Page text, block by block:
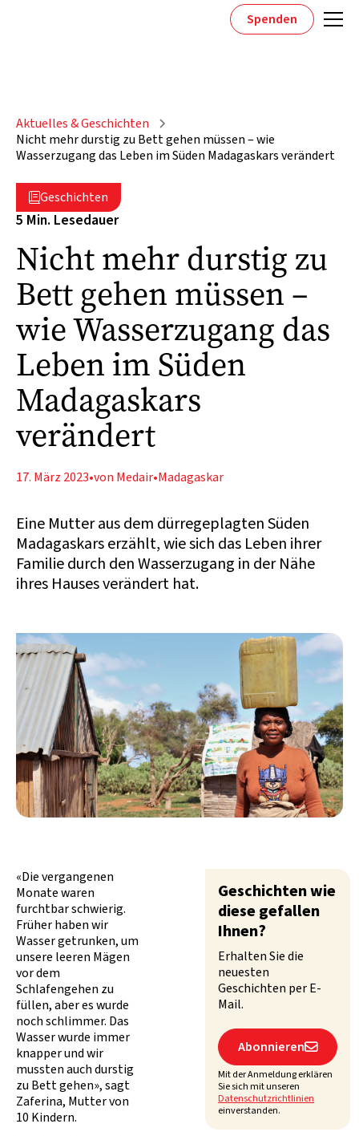
Spenden
Aktuelles & Geschichten
Nicht mehr durstig zu Bett gehen müssen – wie
Wasserzugang das Leben im Süden Madagaskars verändert
Geschichten
5 Min. Lesedauer
Nicht mehr durstig zu
Bett gehen müssen –
wie Wasserzugang das
Leben im Süden
Madagaskars
verändert
17. März 2023•von Medair•Madagaskar
Eine Mutter aus dem dürregeplagten Süden
Madagaskars erzählt, wie sich das Leben ihrer
Familie durch den Wasserzugang in der Nähe
ihres Hauses verändert hat.
«Die vergangenen
Monate waren
furchtbar schwierig.
Früher haben wir
Wasser getrunken, um
unsere leeren Mägen
vor dem
Schlafengehen zu
füllen, aber es wurde
noch schlimmer. Das
Wasser wurde immer
knapper und wir
mussten auch durstig
zu Bett gehen», sagt
Zaferina, Mutter von
10 Kindern.
Geschichten wie
diese gefallen
Ihnen?
Erhalten Sie die
neuesten
Geschichten per E-
Mail.
Abonnieren
Mit der Anmeldung erklären
Sie sich mit unseren
Datenschutzrichtlinien
einverstanden.